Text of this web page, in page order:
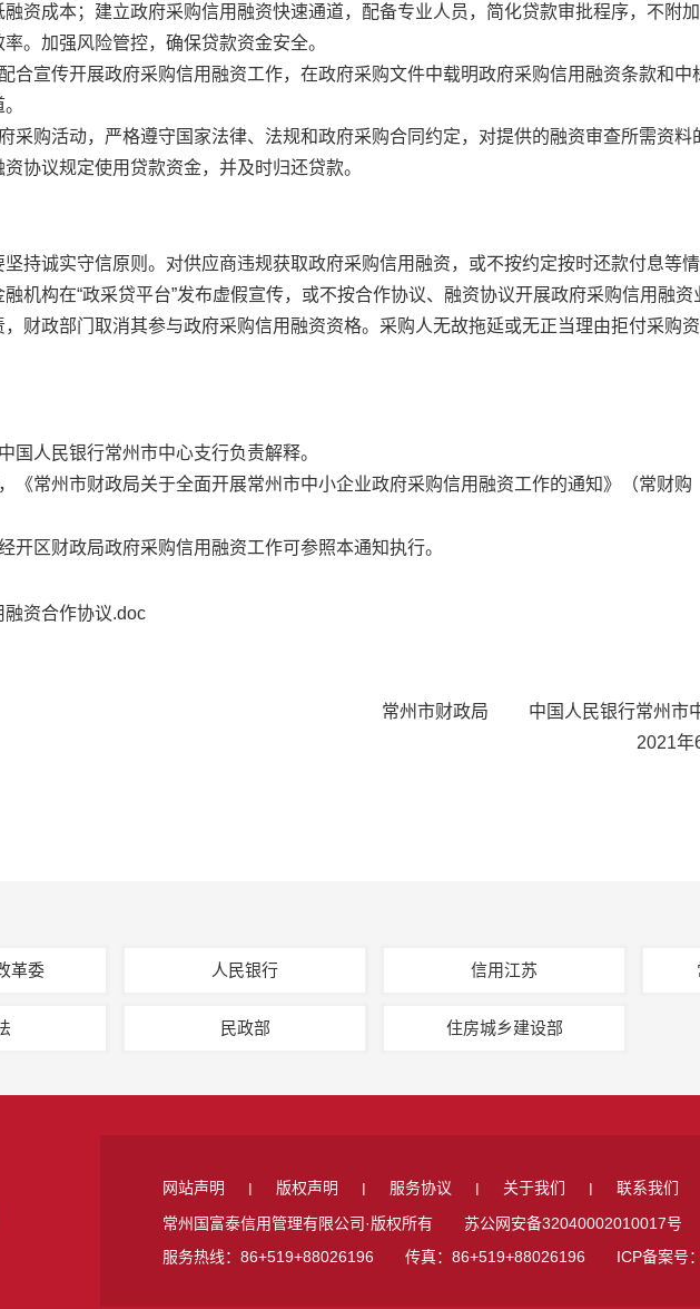
资成本；建立政府采购信用融资快速通道，配备专业人员，简化贷款审批程序，不附
。加强风险管控，确保贷款资金安全。
合宣传开展政府采购信用融资工作，在政府采购文件中载明政府采购信用融资条款和中
采购活动，严格遵守国家法律、法规和政府采购合同约定，对提供的融资审查所需资料
协议规定使用贷款资金，并及时归还贷款。
持诚实守信原则。对供应商违规获取政府采购信用融资，或不按约定按时还款付息等
机构在“政采贷平台”发布虚假宣传，或不按合作协议、融资协议开展政府采购信用融资
财政部门取消其参与政府采购信用融资资格。采购人无故拖延或无正当理由拒付采购资
国人民银行常州市中心支行负责解释。
《常州市财政局关于全面开展常州市中小企业政府采购信用融资工作的通知》（常财购
开区财政局政府采购信用融资工作可参照本通知执行。
融资合作协议.doc
常州市财政局 中国人民银行常州市
2021年
革委 人民银行 信用江苏
民政部 住房城乡建设部
网站声明 | 版权声明 | 服务协议 | 关于我们 |
联系我们
常州国富泰信用管理有限公司·版权所有 苏公网安备32040002010017号
服务热线：86+519+88026196 传真：86+519+88026196 ICP备案号：